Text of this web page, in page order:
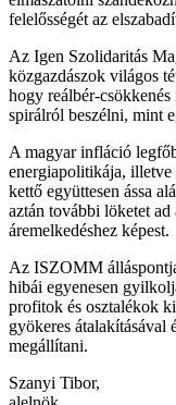
felelősségét az
Az Igen Szolidaritás
közgazdászok világos
hogy reálbér-
spirálról beszélni, mint
A magyar infláció
energiapolitikája, illetve
kettő együttesen ássa
aztán további löketet
áremelkedéshez képest.
Az ISZOMM
hibái egyenesen
profitok és osztalékok
gyökeres átalakításával
megállítani.
Szanyi Tibor,